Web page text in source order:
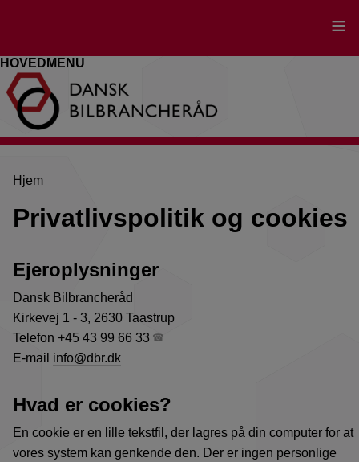
HOVEDMENU
Brødkrumme
Hjem
Privatlivspolitik og cookies
Ejeroplysninger
Dansk Bilbrancheråd
Kirkevej 1 - 3, 2630 Taastrup
Telefon +45 43 99 66 33
E-mail info@dbr.dk
Hvad er cookies?
En cookie er en lille tekstfil, der lagres på din computer for at
vores system kan genkende den. Der er ingen personlige